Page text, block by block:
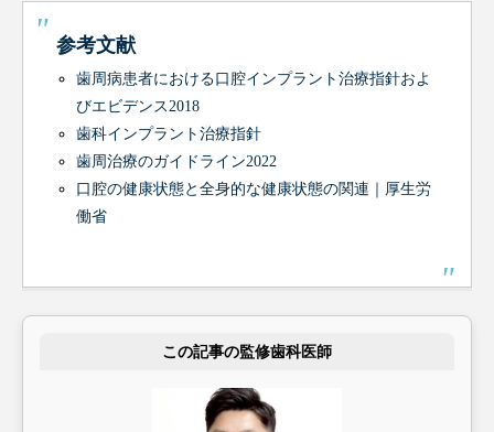
参考文献
歯周病患者における口腔インプラント治療指針およ
びエビデンス2018
歯科インプラント治療指針
歯周治療のガイドライン2022
口腔の健康状態と全身的な健康状態の関連｜厚生労
働省
この記事の監修歯科医師